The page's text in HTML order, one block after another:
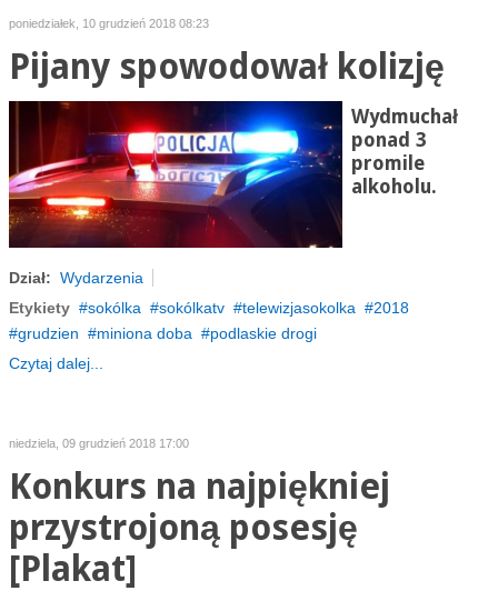
poniedziałek, 10 grudzień 2018 08:23
Pijany spowodował kolizję
Wydmuchał
ponad 3
promile
alkoholu.
Dział: Wydarzenia
Etykiety
sokólka sokólkatv telewizjasokolka
2018
grudzien
miniona doba
podlaskie drogi
Czytaj dalej...
niedziela, 09 grudzień 2018 17:00
Konkurs na najpiękniej
przystrojoną posesję
[Plakat]